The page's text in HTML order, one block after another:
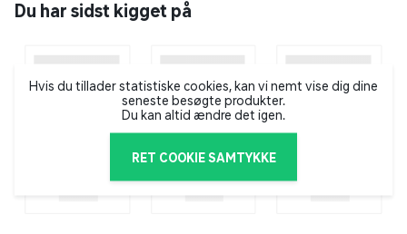
Du har sidst kigget på
Hvis du tillader statistiske cookies, kan vi nemt vise dig dine
seneste besøgte produkter.
Du kan altid ændre det igen.
RET COOKIE SAMTYKKE